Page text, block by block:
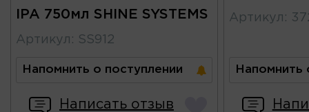
IPA 750мл SHINE SYSTEMS
Артикул : SS912
Напомнить о поступлении
Написать отзыв
Артикул :
Напомнить